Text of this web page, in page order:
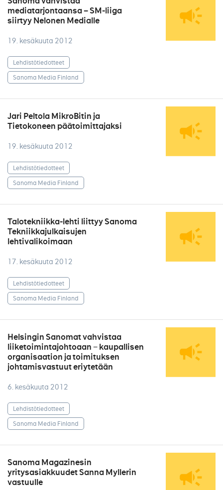
mediatarjontaansa – SM-liiga
siirtyy Nelonen Medialle
19. kesäkuuta 2012
Lehdistötiedotteet
Sanoma Media Finland
Jari Peltola MikroBitin ja
Tietokoneen päätoimittajaksi
19. kesäkuuta 2012
Lehdistötiedotteet
Sanoma Media Finland
Talotekniikka-lehti liittyy Sanoma
Tekniikkajulkaisujen
lehtivalikoimaan
17. kesäkuuta 2012
Lehdistötiedotteet
Sanoma Media Finland
Helsingin Sanomat vahvistaa
liiketoimintajohtoaan − kaupallisen
organisaation ja toimituksen
johtamisvastuut eriytetään
6. kesäkuuta 2012
Lehdistötiedotteet
Sanoma Media Finland
Sanoma Magazinesin
yritysasiakkuudet Sanna Myllerin
vastuulle